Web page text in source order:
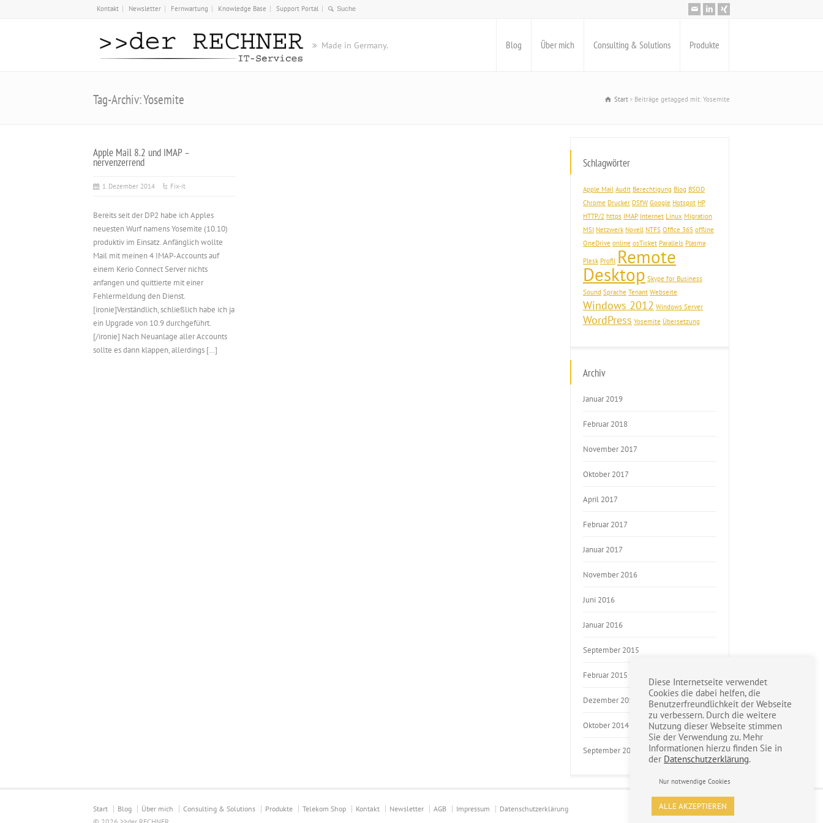
Kontakt Newsletter Fernwartung Knowledge Base Support Portal
Made in Germany. Blog Über mich Consulting & Solutions Produkte
Tag-Archiv: Yosemite Start Beiträge getagged mit: Yosemite
Apple Mail 8.2 und IMAP –
nervenzerrend
1. Dezember 2014 Fix-it
Bereits seit der DP2 habe ich Apples
neuesten Wurf namens Yosemite (10.10)
produktiv im Einsatz. Anfänglich wollte
Mail mit meinen 4 IMAP-Accounts auf
einem Kerio Connect Server nichts
anfangen und quittierte mit einer
Fehlermeldung den Dienst.
[ironie]Verständlich, schließlich habe ich ja
ein Upgrade von 10.9 durchgeführt.
[/ironie] Nach Neuanlage aller Accounts
sollte es dann klappen, allerdings […]
Schlagwörter
Apple Mail Audit Berechtigung Blog BSOD
Chrome Drucker DSfW Google Hotspot HP
HTTP/2 https IMAP Internet Linux Migration
MSI Netzwerk Novell NTFS Office 365 offline
OneDrive online osTicket Parallels Plasma
Plesk Profil Remote
Desktop Skype for Business
Sound Sprache Tenant Webseite
Windows 2012 Windows Server
WordPress Yosemite Übersetzung
Archiv
Januar 2019
Februar 2018
November 2017
Oktober 2017
April 2017
Februar 2017
Januar 2017
November 2016
Juni 2016
Januar 2016
September 2015
Februar 2015
Dezember 2014
Oktober 2014
September 2014
Start Blog Über mich Consulting & Solutions Produkte Telekom Shop Kontakt Newsletter AGB Impressum
Datenschutzerklärung
Diese Internetseite verwendet
Cookies die dabei helfen, die
Benutzerfreundlichkeit der Webseite
zu verbessern. Durch die weitere
Nutzung dieser Webseite stimmen
Sie der Verwendung zu. Mehr
Informationen hierzu finden Sie in
der Datenschutzerklärung.
Nur notwendige Cookies
ALLE AKZEPTIEREN